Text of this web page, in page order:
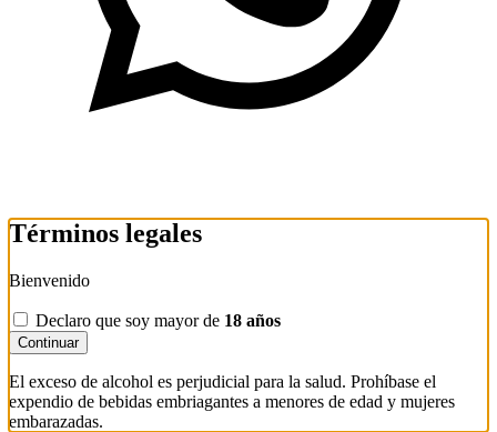
Términos legales
Bienvenido
Declaro que soy mayor de 18 años
Continuar
El exceso de alcohol es perjudicial para la salud. Prohíbase el
expendio de bebidas embriagantes a menores de edad y mujeres
embarazadas.